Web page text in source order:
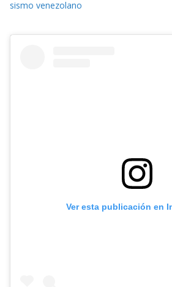
sismo venezolano
Ver esta publicación en